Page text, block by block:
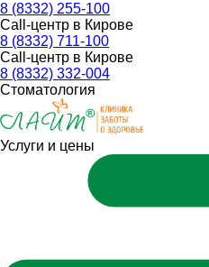
8 (8332) 255-100
Call-центр в Кирове
8 (8332) 711-100
Call-центр в Кирове
8 (8332) 332-004
Стоматология
Услуги и цены